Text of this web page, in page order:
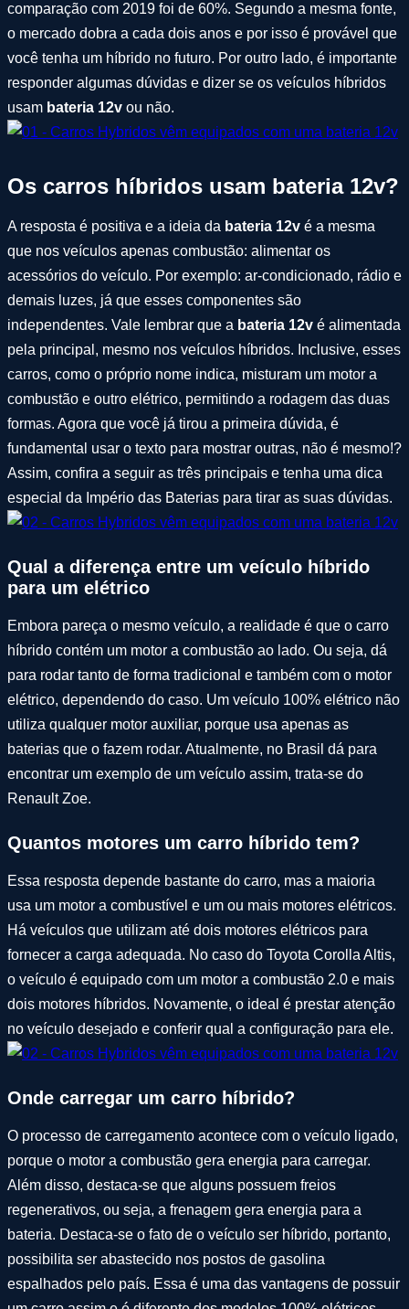
comparação com 2019 foi de 60%. Segundo a mesma fonte,
o mercado dobra a cada dois anos e por isso é provável que
você tenha um híbrido no futuro. Por outro lado, é importante
responder algumas dúvidas e dizer se os veículos híbridos
usam bateria 12v ou não.
Os carros híbridos usam bateria 12v?
A resposta é positiva e a ideia da bateria 12v é a mesma
que nos veículos apenas combustão: alimentar os
acessórios do veículo. Por exemplo: ar-condicionado, rádio e
demais luzes, já que esses componentes são
independentes. Vale lembrar que a bateria 12v é alimentada
pela principal, mesmo nos veículos híbridos. Inclusive, esses
carros, como o próprio nome indica, misturam um motor a
combustão e outro elétrico, permitindo a rodagem das duas
formas. Agora que você já tirou a primeira dúvida, é
fundamental usar o texto para mostrar outras, não é mesmo!?
Assim, confira a seguir as três principais e tenha uma dica
especial da Império das Baterias para tirar as suas dúvidas.
Qual a diferença entre um veículo híbrido
para um elétrico
Embora pareça o mesmo veículo, a realidade é que o carro
híbrido contém um motor a combustão ao lado. Ou seja, dá
para rodar tanto de forma tradicional e também com o motor
elétrico, dependendo do caso. Um veículo 100% elétrico não
utiliza qualquer motor auxiliar, porque usa apenas as
baterias que o fazem rodar. Atualmente, no Brasil dá para
encontrar um exemplo de um veículo assim, trata-se do
Renault Zoe.
Quantos motores um carro híbrido tem?
Essa resposta depende bastante do carro, mas a maioria
usa um motor a combustível e um ou mais motores elétricos.
Há veículos que utilizam até dois motores elétricos para
fornecer a carga adequada. No caso do Toyota Corolla Altis,
o veículo é equipado com um motor a combustão 2.0 e mais
dois motores híbridos. Novamente, o ideal é prestar atenção
no veículo desejado e conferir qual a configuração para ele.
Onde carregar um carro híbrido?
O processo de carregamento acontece com o veículo ligado,
porque o motor a combustão gera energia para carregar.
Além disso, destaca-se que alguns possuem freios
regenerativos, ou seja, a frenagem gera energia para a
bateria. Destaca-se o fato de o veículo ser híbrido, portanto,
possibilita ser abastecido nos postos de gasolina
espalhados pelo país. Essa é uma das vantagens de possuir